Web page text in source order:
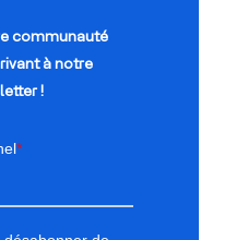
communauté
à notre
!